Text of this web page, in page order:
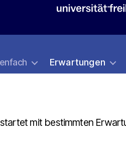
Erwartungen
mit bestimmten